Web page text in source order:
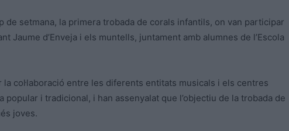
de setmana, la primera trobada de corals infantils, on van participar
Jaume d’Enveja i els muntells, juntament amb alumnes de l’Escola
col·laboració entre les diferents entitats musicals i els centres
i tradicional, i han assenyalat que l’objectiu de la trobada de
joves.